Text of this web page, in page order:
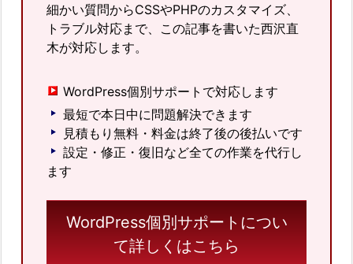
細かい質問からCSSやPHPのカスタマイズ、
トラブル対応まで、この記事を書いた西沢直
木が対応します。
WordPress個別サポートで対応します
最短で本日中に問題解決できます
見積もり無料・料金は終了後の後払いです
設定・修正・復旧など全ての作業を代行し
ます
WordPress個別サポートについ
て詳しくはこちら